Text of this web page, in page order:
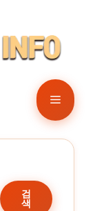
메
뉴
검
색